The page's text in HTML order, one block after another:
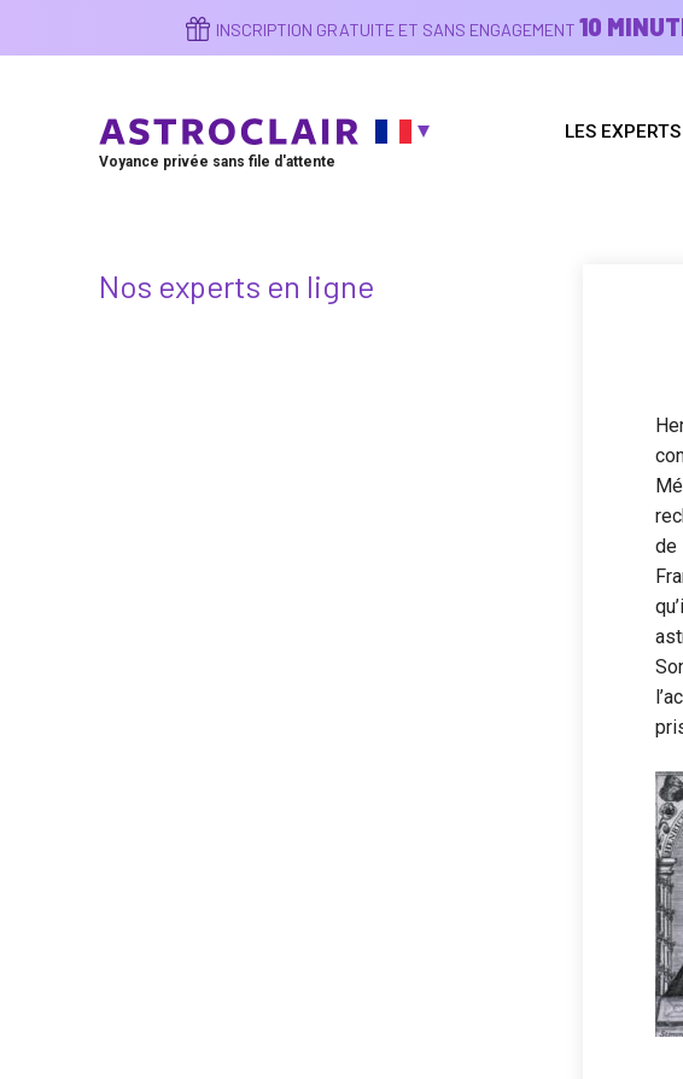
contenu
INSCRIPTION GRATUITE ET SANS ENGAGEMENT 10
Voyance privée sans file d'attente
LES EXPERTS
de
Nos experts en ligne